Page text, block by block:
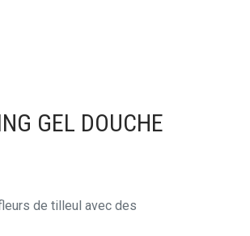
GEL DOUCHE
de tilleul avec des